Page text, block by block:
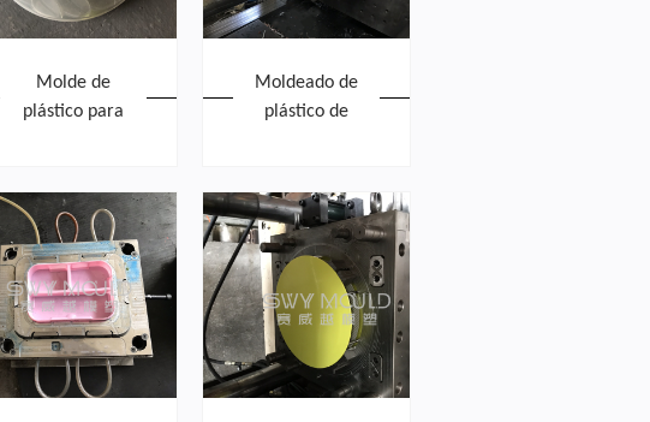
Molde de
plástico para
Moldeado de
plástico de
lavado